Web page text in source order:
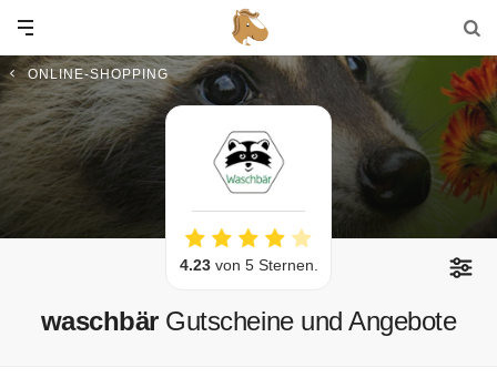
ONLINE-SHOPPING
4.23von 5 Sternen.
waschbär Gutscheine und Angebote